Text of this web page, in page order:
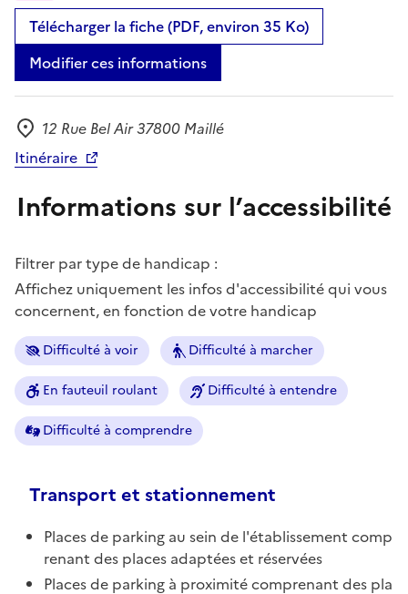
Télécharger la fiche (PDF, environ 35 Ko)
Modifier ces informations
Adresse
12 Rue Bel Air 37800 Maillé
Itinéraire
Informations sur l’accessibilité
Filtrer par type de handicap :
Affichez uniquement les infos d'accessibilité qui vous
concernent, en fonction de votre handicap
Difficulté à voir Difficulté à marcher
En fauteuil roulant Difficulté à entendre
Difficulté à comprendre
Transport et stationnement
Places de parking au sein de l'établissement comp
renant des places adaptées et réservées
Places de parking à proximité comprenant des pla